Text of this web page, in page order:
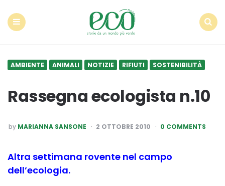
AMBIENTE ANIMALI NOTIZIE RIFIUTI SOSTENIBILITÀ
Rassegna ecologista n.10
POSTED
BY
by MARIANNA SANSONE 2 OTTOBRE 2010 0 COMMENTS
Altra settimana rovente nel campo
dell’ecologia.